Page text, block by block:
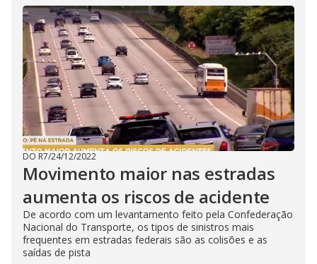
DO R7/24/12/2022
Movimento maior nas estradas
aumenta os riscos de acidente
De acordo com um levantamento feito pela Confederação
Nacional do Transporte, os tipos de sinistros mais
frequentes em estradas federais são as colisões e as
saídas de pista